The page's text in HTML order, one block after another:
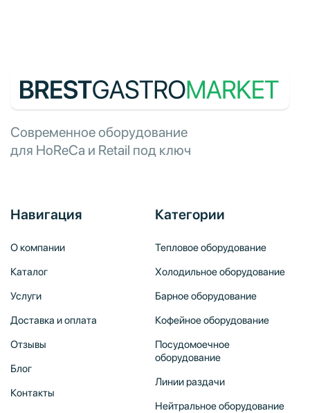
Современное оборудование
для HoReCa и Retail под ключ
Навигация
О компании
Каталог
Услуги
Доставка и оплата
Отзывы
Блог
Контакты
Категории
Тепловое оборудование
Холодильное оборудование
Барное оборудование
Кофейное оборудование
Посудомоечное
оборудование
Линии раздачи
Нейтральное оборудование